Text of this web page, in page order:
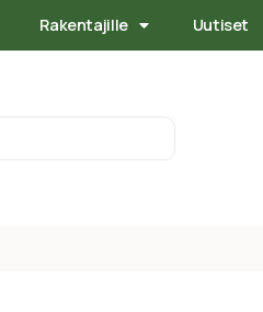
Rakentajille Uutiset